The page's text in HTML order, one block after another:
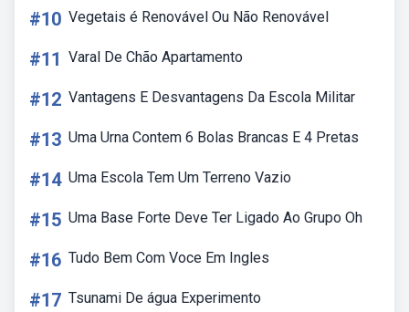
#10 Vegetais é Renovável Ou Não Renovável
#11 Varal De Chão Apartamento
#12 Vantagens E Desvantagens Da Escola Militar
#13 Uma Urna Contem 6 Bolas Brancas E 4 Pretas
#14 Uma Escola Tem Um Terreno Vazio
#15 Uma Base Forte Deve Ter Ligado Ao Grupo Oh
#16 Tudo Bem Com Voce Em Ingles
#17 Tsunami De água Experimento